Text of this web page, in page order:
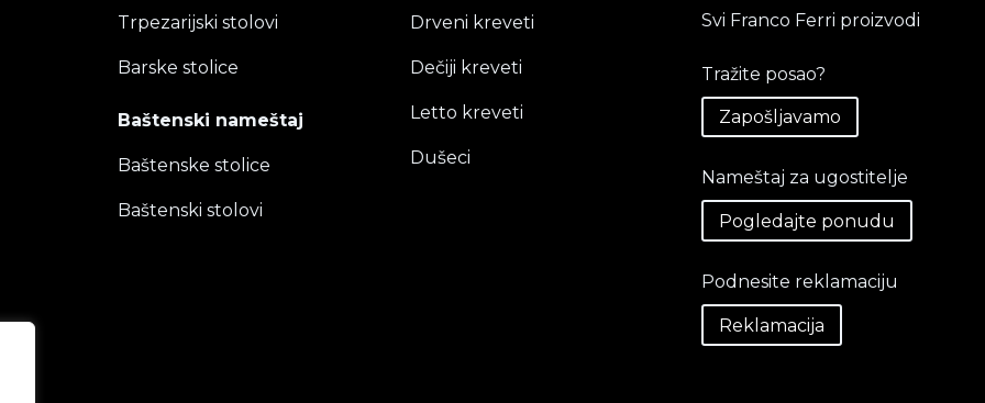
Trpezarijski stolovi
Barske stolice
Baštenski nameštaj
Baštenske stolice
Baštenski stolovi
Drveni kreveti
Dečiji kreveti
Letto kreveti
Dušeci
Svi Franco Ferri proizvodi
Tražite posao?
Zapošljavamo
Nameštaj za ugostitelje
Pogledajte ponudu
Podnesite reklamaciju
Reklamacija